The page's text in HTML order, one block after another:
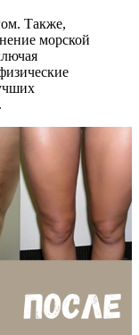
Также,
морской